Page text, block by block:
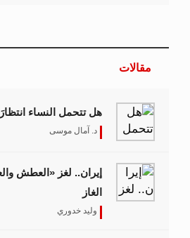
مقالات
هل تتحمل النساء انتظارَ 286 عاماً؟
د. آمال موسى
إيران.. لغز «العطش
الغاز
وليد خدوري